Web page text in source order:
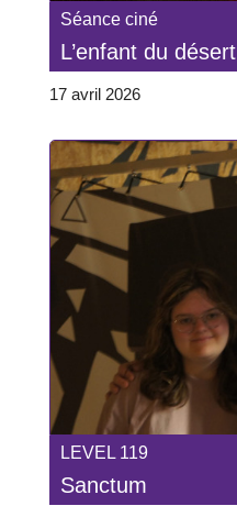
Séance ciné
L’enfant du désert
17 avril 2026
LEVEL 119
Sanctum